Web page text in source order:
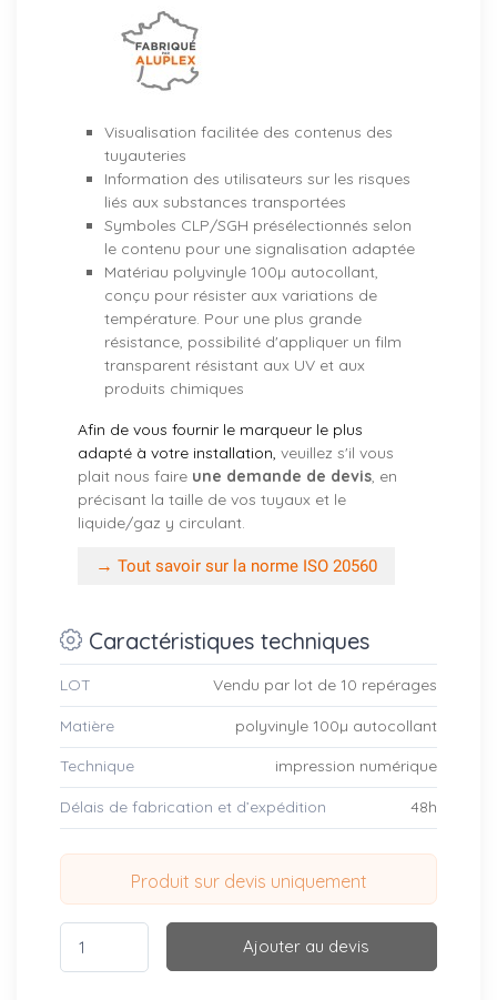
Visualisation facilitée des contenus des
tuyauteries
Information des utilisateurs sur les risques
liés aux substances transportées
Symboles CLP/SGH présélectionnés selon
le contenu pour une signalisation adaptée
Matériau polyvinyle 100µ autocollant,
conçu pour résister aux variations de
température. Pour une plus grande
résistance, possibilité d'appliquer un film
transparent résistant aux UV et aux
produits chimiques
Afin de vous fournir le marqueur le plus
adapté à votre installation, veuillez s'il vous
plait nous faire une demande de devis, en
précisant la taille de vos tuyaux et le
liquide/gaz y circulant.
→ Tout savoir sur la norme ISO 20560
Caractéristiques techniques
LOT Vendu par lot de 10 repérages
Matière polyvinyle 100µ autocollant
Technique impression numérique
Délais de fabrication et d’expédition 48h
Produit sur devis uniquement
Ajouter au devis